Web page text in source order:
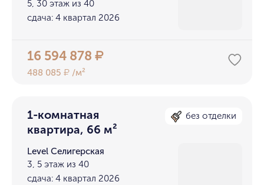
5, 30 этаж из 40
сдача: 4 квартал 2026
16 594 878₽
488 085₽ /м²
1-комнатная
квартира, 66 м²
без отделки
Level Селигерская
3, 5 этаж из 40
сдача: 4 квартал 2026